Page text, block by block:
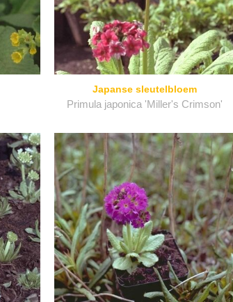
Japanse sleutelbloem
Primula japonica 'Miller's Crimson'